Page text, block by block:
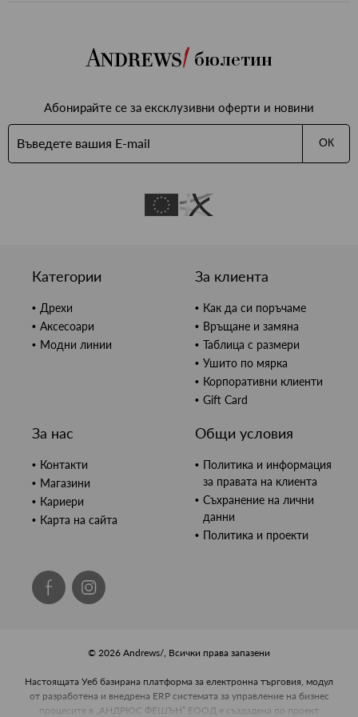
бюлетин
Абонирайте се за ексклузивни оферти и новини
ОК
Категории
Дрехи
Аксесоари
Модни линии
За клиента
Как да си поръчаме
Връщане и замяна
Таблица с размери
Ушито по мярка
Корпоративни клиенти
Gift Card
За нас
Контакти
Магазини
Кариери
Карта на сайта
Общи условия
Политика и информация
за правата на клиента
Съхранение на лични
данни
Политика и проекти
© 2026 Andrews/, Всички права запазени
Настоящата Уеб базирана платформа за електронна търговия, модул
от разработена и внедрена ERP системата за управление на бизнес
процесите в „АНДРЮС ФЕШЪН” ЕООД е създадена по проект